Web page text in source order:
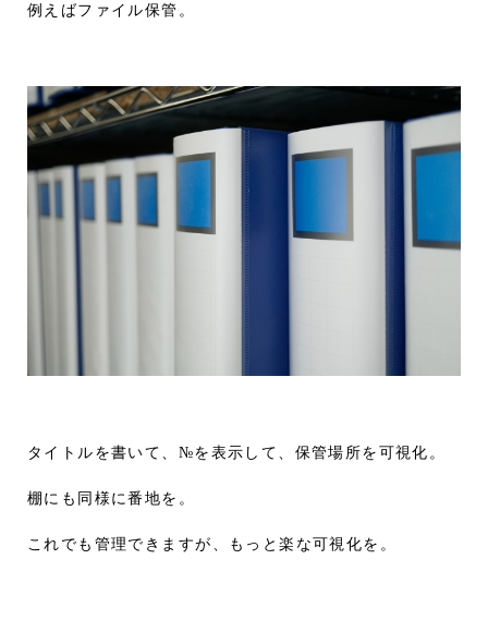
例えばファイル保管。
タイトルを書いて、№を表示して、保管場所を可視化。
棚にも同様に番地を。
これでも管理できますが、もっと楽な可視化を。